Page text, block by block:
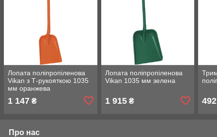
Лопата поліпропіленова
Vikan з Т-рукояткою 1035
мм оранжева
1 147 ₴
Лопата поліпропіленова
Vikan 1035 мм зелена
1 915₴ 492
Про нас